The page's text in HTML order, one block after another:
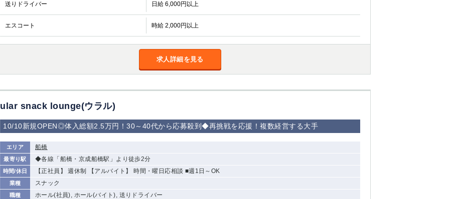
送りドライバー 日給 6,000円以上
エスコート 時給 2,000円以上
求人詳細を見る
ular snack lounge(ウラル)
10/10新規OPEN◎体入総額2.5万円！30～40代から応募殺到◆再挑戦を応援！複数経営する大手
エリア 船橋
最寄り駅 ◆各線「船橋・京成船橋駅」より徒歩2分
時間/休日 【正社員】 週休制 【アルバイト】 時間・曜日応相談 ■週1日～OK
業種 スナック
職種 ホール(社員), ホール(バイト), 送りドライバー